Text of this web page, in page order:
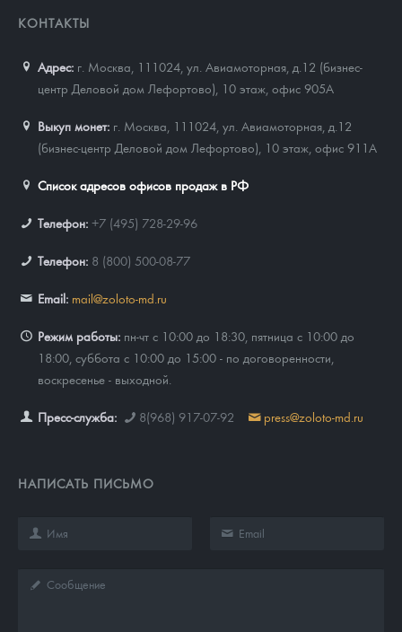
КОНТАКТЫ
Адрес: г. Москва, 111024 ул. Авиамоторная, д.12 (бизнес-
центр Деловой дом Лефортово), 10 этаж, офис 905А
Выкуп монет: г. Москва, 111024, ул. Авиамоторная, д.12
(бизнес-центр Деловой дом Лефортово), 10 этаж, офис 911А
Список адресов офисов продаж в РФ
Телефон: +7 (495) 728-29-96
Телефон: 8 (800) 500-08-77
Email: mail@zoloto-md.ru
Режим работы: пн-чт с 10:00 до 18:30, пятница с 10:00 до
18:00, суббота с 10:00 до 15:00 - по договоренности,
воскресенье - выходной.
Пресс-служба: 8(968) 917-07-92 press@zoloto-md.ru
НАПИСАТЬ ПИСЬМО